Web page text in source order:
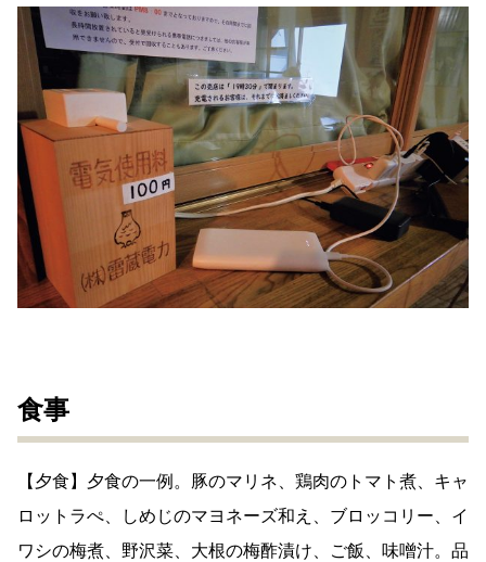
食事
【夕食】夕食の一例。豚のマリネ、鶏肉のトマト煮、キャ
ロットラぺ、しめじのマヨネーズ和え、ブロッコリー、イ
ワシの梅煮、野沢菜、大根の梅酢漬け、ご飯、味噌汁。品